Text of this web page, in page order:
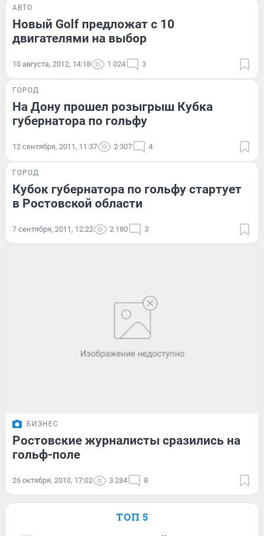
АВТО
Новый Golf предложат с 10
двигателями на выбор
10 августа, 2012, 14:18 1 024 3
ГОРОД
На Дону прошел розыгрыш Кубка
губернатора по гольфу
12 сентября, 2011, 11:37 2 307 4
ГОРОД
Кубок губернатора по гольфу стартует
в Ростовской области
7 сентября, 2011, 12:22 2 180 3
БИЗНЕС
Ростовские журналисты сразились на
гольф-поле
26 октября, 2010, 17:02 3 284 8
ТОП 5